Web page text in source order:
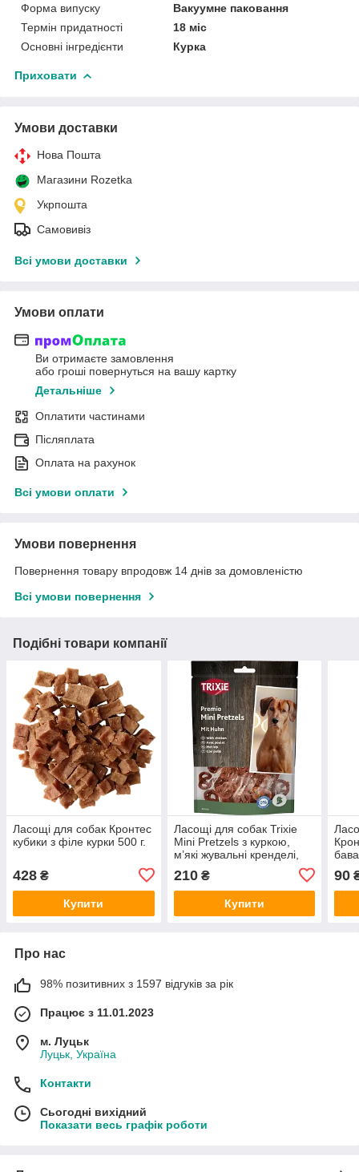
Форма випуску
Вакуумне паковання
Термін придатності
18 міс
Основні інгредієнти
Курка
Приховати
Умови доставки
Нова Пошта
Магазини Rozetka
Укрпошта
Самовивіз
Всі умови доставки
Умови оплати
Ви отримаєте замовлення
або гроші повернуться на вашу картку
Детальніше
Оплатити частинами
Післяплата
Оплата на рахунок
Всі умови оплати
Умови повернення
Повернення товару впродовж 14 днів за домовленістю
Всі умови повернення
Подібні товари компанії
Ласощі для собак Кронтес
кубики з філе курки 500 г.
428 ₴
Купити
Ласощі для собак Trixie
Mini Pretzels з куркою,
м’які жувальні кренделі,
210₴
Купити
90
Про нас
98% позитивних з 1597 відгуків за рік
Працює з 11.01.2023
м. Луцьк
Луцьк, Україна
Контакти
Сьогодні вихідний
Показати весь графік роботи